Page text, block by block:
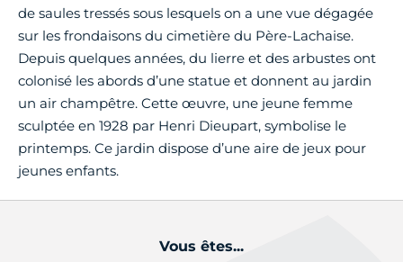
de saules tressés sous lesquels on a une vue dégagée
sur les frondaisons du cimetière du Père-Lachaise.
Depuis quelques années, du lierre et des arbustes ont
colonisé les abords d’une statue et donnent au jardin
un air champêtre. Cette œuvre, une jeune femme
sculptée en 1928 par Henri Dieupart, symbolise le
printemps. Ce jardin dispose d’une aire de jeux pour
jeunes enfants.
Vous êtes...